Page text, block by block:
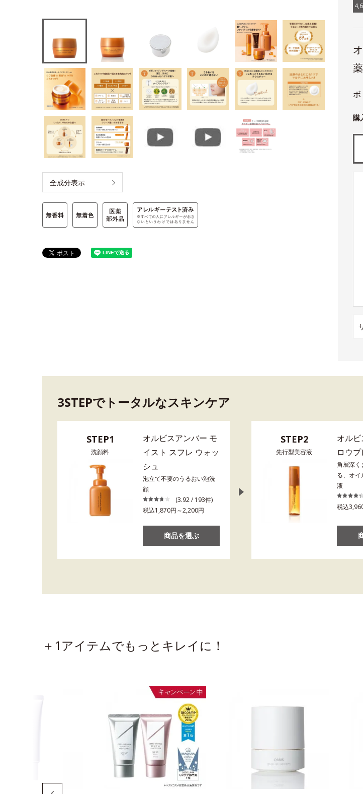
全成分表示
ボ
購
3STEPでトータルなスキンケア
STEP1
洗顔料
オルビスアンバー モ
イスト スフレ ウォッ
シュ
泡立て不要のうるおい泡洗
顔
(3.92 / 193件)
税込1,870円～2,200円
商品を選ぶ
STEP2
先行型美容液
オル
ロウ
角層深く
る、オ
液
税込
＋1アイテムでもっとキレイに！